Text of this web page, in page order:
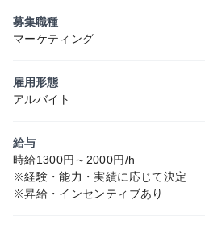
募集職種
マーケティング
雇用形態
アルバイト
給与
時給1300円～2000円/h
※経験・能力・実績に応じて決定
※昇給・インセンティブあり